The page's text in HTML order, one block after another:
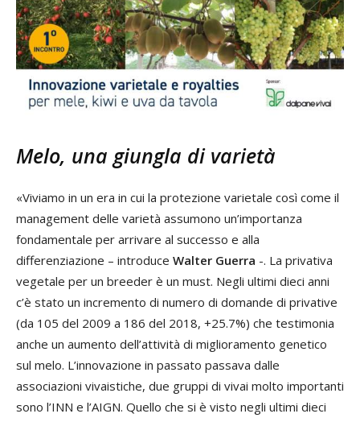
Melo, una giungla di varietà
«Viviamo in un era in cui la protezione varietale così come il
management delle varietà assumono un’importanza
fondamentale per arrivare al successo e alla
differenziazione – introduce Walter Guerra -. La privativa
vegetale per un breeder è un must. Negli ultimi dieci anni
c’è stato un incremento di numero di domande di privative
(da 105 del 2009 a 186 del 2018, +25.7%) che testimonia
anche un aumento dell’attività di miglioramento genetico
sul melo. L’innovazione in passato passava dalle
associazioni vivaistiche, due gruppi di vivai molto importanti
sono l’INN e l’AIGN. Quello che si è visto negli ultimi dieci